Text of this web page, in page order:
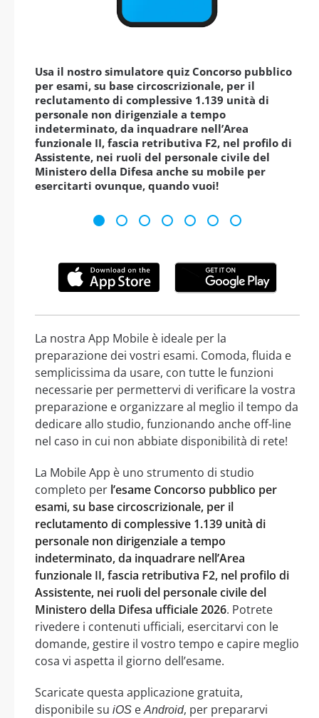
Usa il nostro simulatore quiz Concorso pubblico
per esami, su base circoscrizionale, per il
reclutamento di complessive 1.139 unità di
personale non dirigenziale a tempo
indeterminato, da inquadrare nell’Area
funzionale II, fascia retributiva F2, nel profilo di
Assistente, nei ruoli del personale civile del
Ministero della Difesa anche su mobile per
esercitarti ovunque, quando vuoi!
La nostra App Mobile è ideale per la
preparazione dei vostri esami. Comoda, fluida e
semplicissima da usare, con tutte le funzioni
necessarie per permettervi di verificare la vostra
preparazione e organizzare al meglio il tempo da
dedicare allo studio, funzionando anche off-line
nel caso in cui non abbiate disponibilità di rete!
La Mobile App è uno strumento di studio
completo per l’esame Concorso pubblico per
esami, su base circoscrizionale, per il
reclutamento di complessive 1.139 unità di
personale non dirigenziale a tempo
indeterminato, da inquadrare nell’Area
funzionale II, fascia retributiva F2, nel profilo di
Assistente, nei ruoli del personale civile del
Ministero della Difesa ufficiale 2026. Potrete
rivedere i contenuti ufficiali, esercitarvi con le
domande, gestire il vostro tempo e capire meglio
cosa vi aspetta il giorno dell’esame.
Scaricate questa applicazione gratuita,
disponibile su iOS eAndroid, per prepararvi